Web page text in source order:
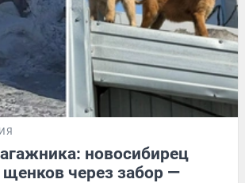
новосибирец
щенков через забор —